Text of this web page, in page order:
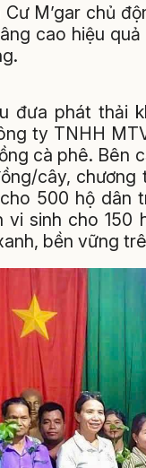
M’gar chủ
cao hiệu
đưa phát thải
ty TNHH
cà phê. Bên
cây,
500 hộ
vi sinh cho
bền vững